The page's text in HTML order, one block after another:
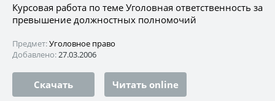
Курсовая работа по теме Уголовная ответственность за
превышение должностных полномочий
Предмет:Уголовное право
Добавлено:27.03.2006
Скачать Читать online